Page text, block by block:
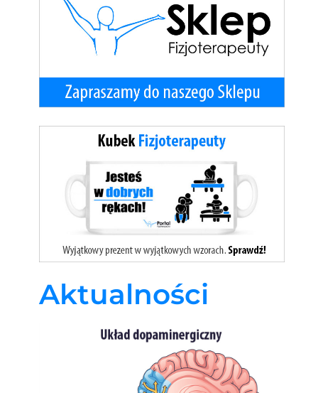
Aktualności